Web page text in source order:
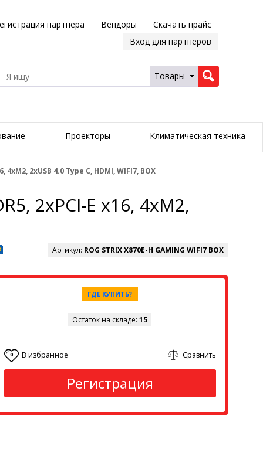
партнера Вендоры
Скачать прайс
Вход для партнеров
Товары
Проекторы Климатическая техника
4xM2, 2xUSB 4.0 Type C, HDMI, WIFI7, BOX
2xPCI-E x16, 4xM2,
Артикул: ROG STRIX X870E-H GAMING WIFI7 BOX
ГДЕ КУПИТЬ?
Остаток на складе:15
0 В избранное Сравнить
Регистрация